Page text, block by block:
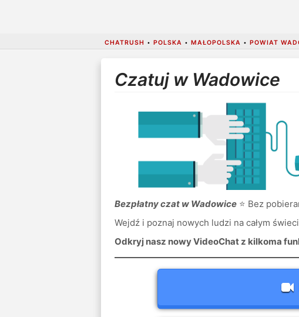
CHATRUSH • POLSKA • MAŁOPOLSKA • POWIAT
Czatuj w Wadowice
Bezpłatny czat w Wadowice⭐ Bez
Wejdź i poznaj nowych ludzi na całym
Odkryj nasz nowy VideoChat z kilkoma